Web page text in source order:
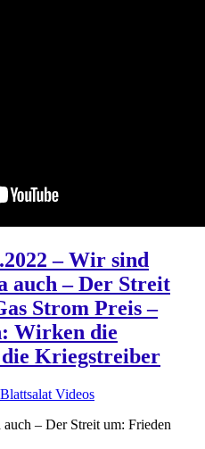
– Wir sind
auch – Der Streit
Strom Preis –
Wirken die
die Kriegstreiber
Blattsalat Videos
– Der Streit um: Frieden